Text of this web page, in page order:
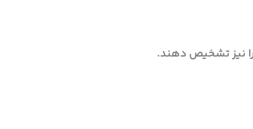
را نیز تشخیص دهند.